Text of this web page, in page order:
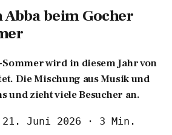
Abba beim Gocher
wird in diesem Jahr von
Die Mischung aus Musik und
und zieht viele Besucher an.
21. Juni 2026 · 3 Min.